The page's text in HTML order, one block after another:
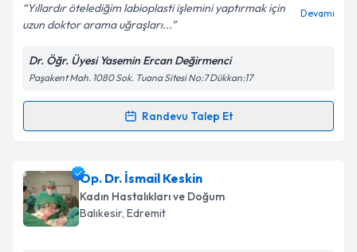
Yıllardır ötelediğim labioplasti işlemini yaptırmak için
uzun doktor arama uğraşları...
Devamı
Dr. Öğr. Üyesi Yasemin Ercan Değirmenci
Paşakent Mah. 1080 Sok. Tuana Sitesi No:7 Dükkan:17
Randevu Talep Et
Randevu Takvimi Talebi
Op. Dr. Yasemin Ercan Değirmenci
takvimi talebi oluşturun. Size bu uzmandan randevu
almanız için bir takvim hazırlandığında e-posta ile
bilgilendireceğiz.
Op. Dr. İsmail Keskin
Kadın Hastalıkları ve Doğum
Balıkesir, Edremit